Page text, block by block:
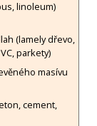
linoleum)
(lamely dřevo,
parkety)
masívu
cement,